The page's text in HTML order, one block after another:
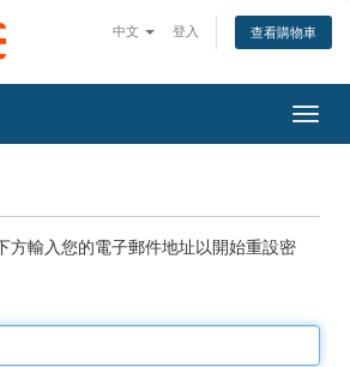
中文 登入 查看購物車
方輸入您的電子郵件地址以開始重設密